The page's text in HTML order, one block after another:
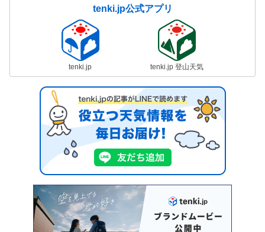
tenki.jp公式アプリ
tenki.jp tenki.jp 登山天気